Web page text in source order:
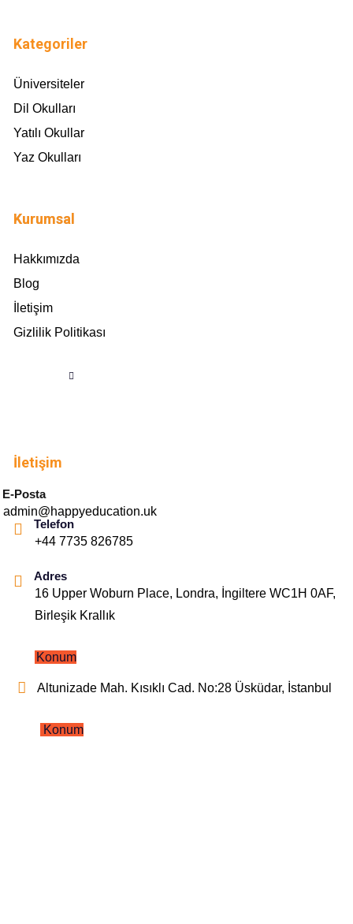
Kategoriler
Üniversiteler
Dil Okulları
Yatılı Okullar
Yaz Okulları
Kurumsal
Hakkımızda
Blog
İletişim
Gizlilik Politikası
İletişim
E-Posta
admin@happyeducation.uk
Telefon
+44 7735 826785
Adres
16 Upper Woburn Place, Londra, İngiltere WC1H 0AF,
Birleşik Krallık
Konum
Altunizade Mah. Kısıklı Cad. No:28 Üsküdar, İstanbul
Konum